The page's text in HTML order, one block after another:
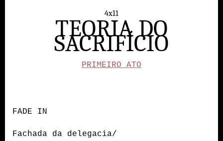
4x11
TEORIA DO
SACRIFÍCIO
PRIMEIRO ATO
FADE IN
Fachada da delegacia/